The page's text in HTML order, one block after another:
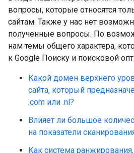
вопросы, которые относятся
сайтам. Также у нас нет
полученные вопросы. По
нам темы общего характера,
к Google Поиску и поисковой
Какой домен верхнего
сайта, который
.com или .nl?
Влияет ли большое
на показатели
Как система